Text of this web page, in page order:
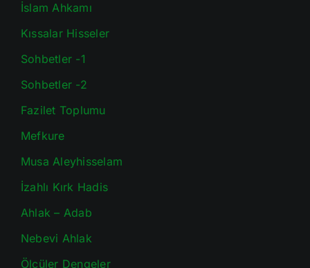
İslam Ahkamı
Kıssalar Hisseler
Sohbetler -1
Sohbetler -2
Fazilet Toplumu
Mefkure
Musa Aleyhisselam
İzahlı Kırk Hadis
Ahlak – Adab
Nebevi Ahlak
Ölçüler Dengeler